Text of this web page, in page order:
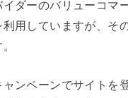
ダーのバリューコマ
用していますが、そ
ンペーンでサイトを